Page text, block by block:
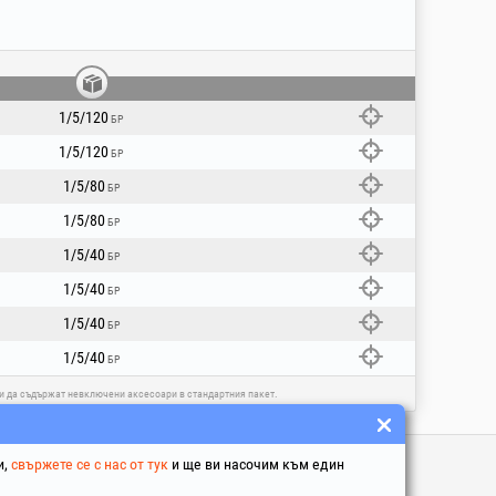
в зависимост от кода.
благодарение на повишената
от задушаване или поглъщане!
1/5/120БР
1/5/120БР
1/5/80БР
1/5/80БР
1/5/40БР
1/5/40БР
1/5/40БР
1/5/40БР
съдържат невключени аксесоари в стандартния пакет.
Линкове
свържете се с нас от тук и ще ви насочим към един